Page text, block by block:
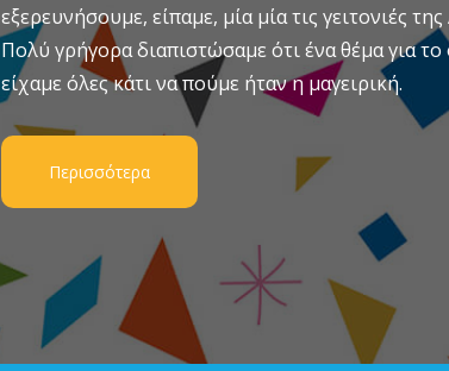
εξερευνήσουμε, είπαμε, μία μία τις γειτονιές
Πολύ γρήγορα διαπιστώσαμε ότι ένα θέμα για το
είχαμε όλες κάτι να πούμε ήταν η μαγειρική.
Περισσότερα